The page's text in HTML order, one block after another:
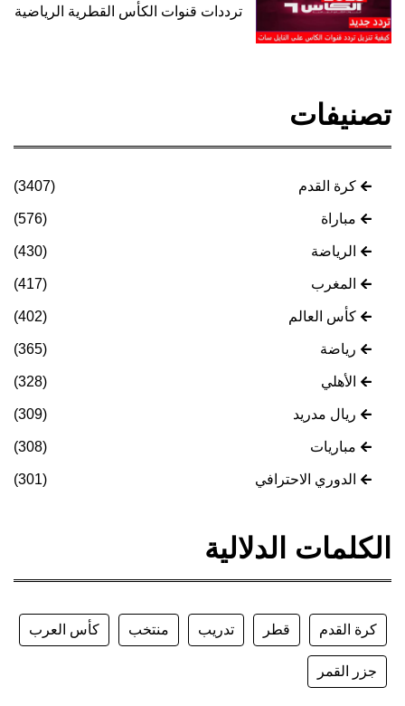
ترددات قنوات الكأس القطرية الرياضية
تصنيفات
كرة القدم (3407)
مباراة (576)
الرياضة (430)
المغرب (417)
كأس العالم (402)
رياضة (365)
الأهلي (328)
ريال مدريد (309)
مباريات (308)
الدوري الاحترافي (301)
الكلمات الدلالية
كرة القدم قطر تدريب منتخب كأس العرب
جزر القمر